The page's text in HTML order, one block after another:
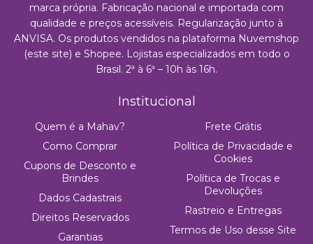
marca própria. Fabricação nacional e importada com
qualidade e preços acessíveis. Regularização junto à
ANVISA. Os produtos vendidos na plataforma Nuvemshop
(este site) e Shopee. Lojistas especializados em todo o
Brasil. 2ª à 6ª – 10h às 16h.
Institucional
Quem é a Mahav?
Como Comprar
Cupons de Desconto e
Brindes
Dados Cadastrais
Direitos Reservados
Garantias
Frete Grátis
Política de Privacidade e
Cookies
Política de Trocas e
Devoluções
Rastreio e Entregas
Termos de Uso desse Site